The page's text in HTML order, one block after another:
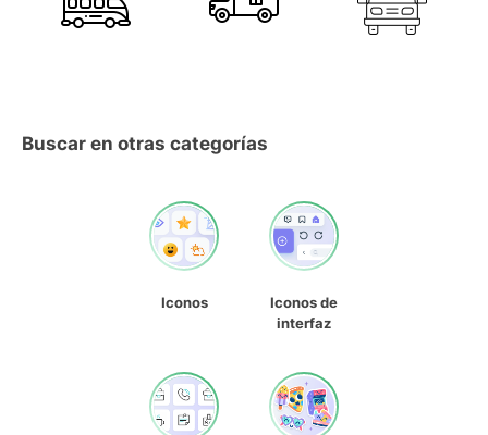
Buscar en otras categorías
Iconos
Iconos de
interfaz